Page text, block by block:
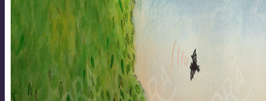
GRAFISK
DESIGN
ILLUSTRATIONER
LETTERING
TILLGÄNGLIGHETSANPASSNING
WEBBDESIGN
OM MIG
AKTUELLT